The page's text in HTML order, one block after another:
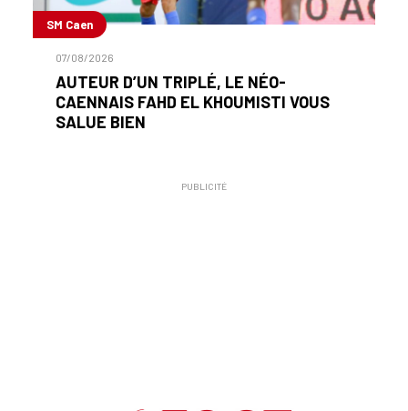
SM Caen
07/08/2026
AUTEUR D’UN TRIPLÉ, LE NÉO-
CAENNAIS FAHD EL KHOUMISTI VOUS
SALUE BIEN
PUBLICITÉ